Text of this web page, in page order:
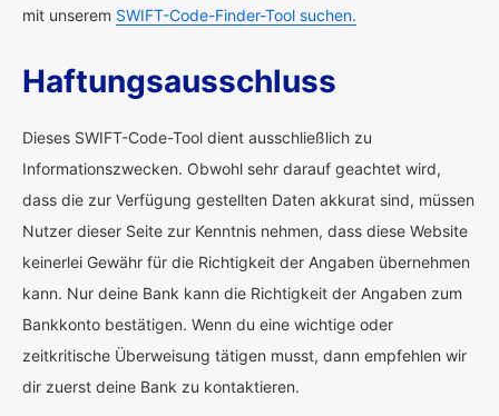
mit unserem SWIFT-Code-Finder-Tool suchen.
Haftungsausschluss
Dieses SWIFT-Code-Tool dient ausschließlich zu
Informationszwecken. Obwohl sehr darauf geachtet wird,
dass die zur Verfügung gestellten Daten akkurat sind, müssen
Nutzer dieser Seite zur Kenntnis nehmen, dass diese Website
keinerlei Gewähr für die Richtigkeit der Angaben übernehmen
kann. Nur deine Bank kann die Richtigkeit der Angaben zum
Bankkonto bestätigen. Wenn du eine wichtige oder
zeitkritische Überweisung tätigen musst, dann empfehlen wir
dir zuerst deine Bank zu kontaktieren.